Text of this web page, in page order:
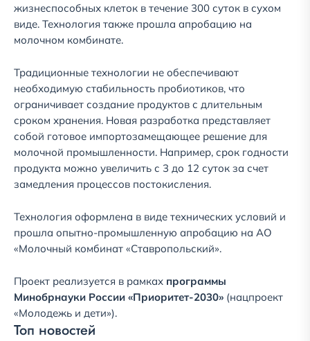
жизнеспособных клеток в течение 300 суток в сухом
виде. Технология также прошла апробацию на
молочном комбинате.
Традиционные технологии не обеспечивают
необходимую стабильность пробиотиков, что
ограничивает создание продуктов с длительным
сроком хранения. Новая разработка представляет
собой готовое импортозамещающее решение для
молочной промышленности. Например, срок годности
продукта можно увеличить с 3 до 12 суток за счет
замедления процессов постокисления.
Технология оформлена в виде технических условий и
прошла опытно-промышленную апробацию на АО
«Молочный комбинат «Ставропольский».
Проект реализуется в рамках программы
Минобрнауки России «Приоритет-2030» (нацпроект
«Молодежь и дети»).
Топ новостей